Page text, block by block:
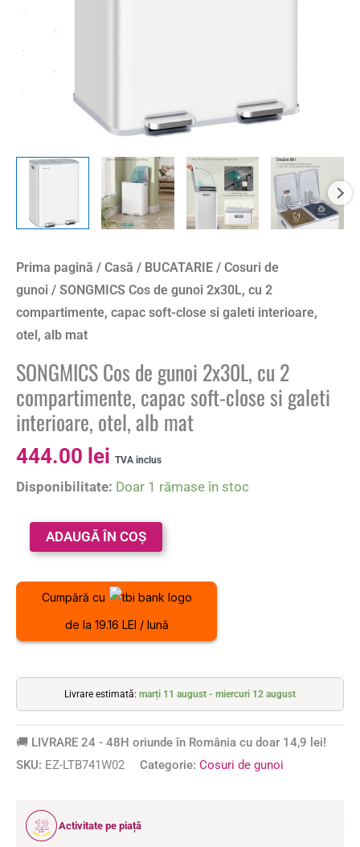
Prima pagină / Casă / BUCATARIE / Cosuri de
gunoi / SONGMICS Cos de gunoi 2x30L, cu 2
compartimente, capac soft-close si galeti interioare,
otel, alb mat
SONGMICS Cos de gunoi 2x30L, cu 2
compartimente, capac soft-close si galeti
interioare, otel, alb mat
444.00 lei TVA inclus
Disponibilitate: Doar 1 rămase în stoc
soft-
si
otel,
ADAUGĂ ÎN COȘ
Cumpără cu
de la 19.16 LEI / lună
Livrare estimată: marți 11 august - miercuri 12 august
🚚 LIVRARE 24 - 48H oriunde în România cu doar 14,9 lei!
SKU: EZ-LTB741W02 Categorie: Cosuri de gunoi
12
ANI
Activitate pe piață